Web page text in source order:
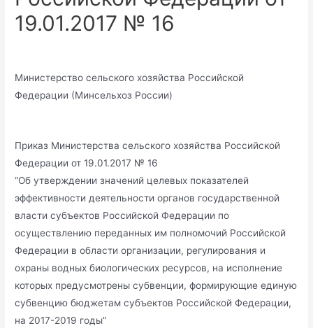
19.01.2017 № 16
Министерство сельского хозяйства Российской
Федерации (Минсельхоз России)
Приказ Министерства сельского хозяйства Российской
Федерации от 19.01.2017 № 16
“Об утверждении значений целевых показателей
эффективности деятельности органов государственной
власти субъектов Российской Федерации по
осуществлению переданных им полномочий Российской
Федерации в области организации, регулирования и
охраны водных биологических ресурсов, на исполнение
которых предусмотрены субвенции, формирующие единую
субвенцию бюджетам субъектов Российской Федерации,
на 2017-2019 годы”